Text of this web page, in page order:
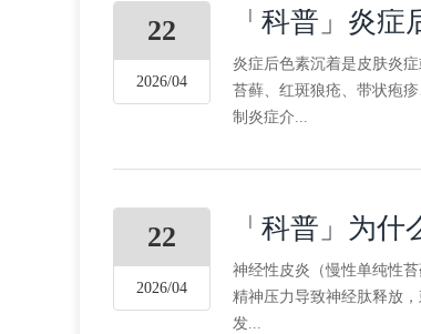
22
2026/04
「科普」炎
炎症后色素沉着是皮肤炎
苔藓、红斑狼疮、带状疱
制炎症介...
22
2026/04
「科普」为
神经性皮炎（慢性单纯性
精神压力导致神经肽释放
发...